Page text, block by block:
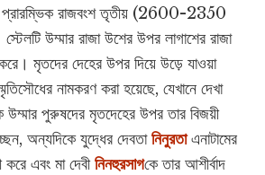
প্রারম্ভিক রাজবংশ তৃতীয় (2600-2350
স্টেলটি উম্মার রাজা উশের উপর লাগাশের রাজা
মৃতদের দেহের উপর দিয়ে উড়ে যাওয়া
নামকরণ করা হয়েছে, যেখানে দেখা
উম্মার পুরুষদের মৃতদেহের উপর তার বিজয়ী
অন্যদিকে যুদ্ধের দেবতানিনুরতাএনাটামের
এবং মা দেবীনিনহুরসাগকে তার আশীর্বাদ